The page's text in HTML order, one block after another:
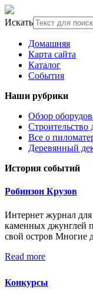
Искать
Домашняя
Карта сайта
Каталог
События
Наши рубрики
Обзор
Строительство
Все о
Деревянный
История событий
Робинзон Крузов
Интернет журнал
каменных джунглей
свой остров Многие
Read more
Конкурсы